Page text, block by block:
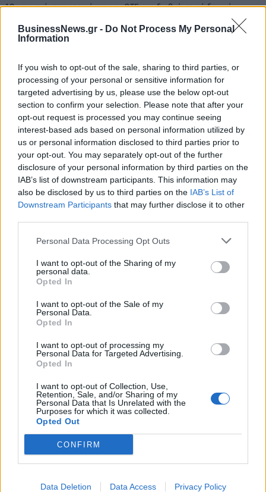
BusinessNews.gr - Do Not Process My Personal
Information
If you wish to opt-out of the sale, sharing to third parties, or
processing of your personal or sensitive information for
targeted advertising by us, please use the below opt-out
section to confirm your selection. Please note that after your
opt-out request is processed you may continue seeing
interest-based ads based on personal information utilized by
us or personal information disclosed to third parties prior to
your opt-out. You may separately opt-out of the further
disclosure of your personal information by third parties on the
IAB’s list of downstream participants. This information may
also be disclosed by us to third parties on the IAB’s List of
Downstream Participants that may further disclose it to other
Personal Data Processing Opt Outs
I want to opt-out of the Sharing of my
personal data.
Opted In
I want to opt-out of the Sale of my
Personal Data.
Opted In
I want to opt-out of processing my
Personal Data for Targeted Advertising.
Opted In
I want to opt-out of Collection, Use,
Retention, Sale, and/or Sharing of my
Personal Data that Is Unrelated with the
Purposes for which it was collected.
Opted Out
CONFIRM
Data Deletion Data Access Privacy Policy
18η συνεχόμενη χρονιά για τον ΟΤΕ στη διεθνή σειρά δεικτών
Alpha Bank: Για πρώτη φορά το Αρχαίο Θέατρο Επιδαύρου άνοιξε τις
πύλες του σε όλους
ΠΕΡΙΣΣΌΤΕΡΑ ΣΕ ΑΥΤΉ ΤΗΝ ΚΑΤΗΓΟΡΊΑ
Κυρ. Μητσοτάκης: Η
κυβέρνηση είναι ισχυρή
προσηλωμένοι στο
μεταρρυθμιστικό μας
πρόγραμμα
10/04/2024 - 12:21
Γιάννα Αγγελοπούλου -
οι Ολυμπιακοί Αγώνες του
2004